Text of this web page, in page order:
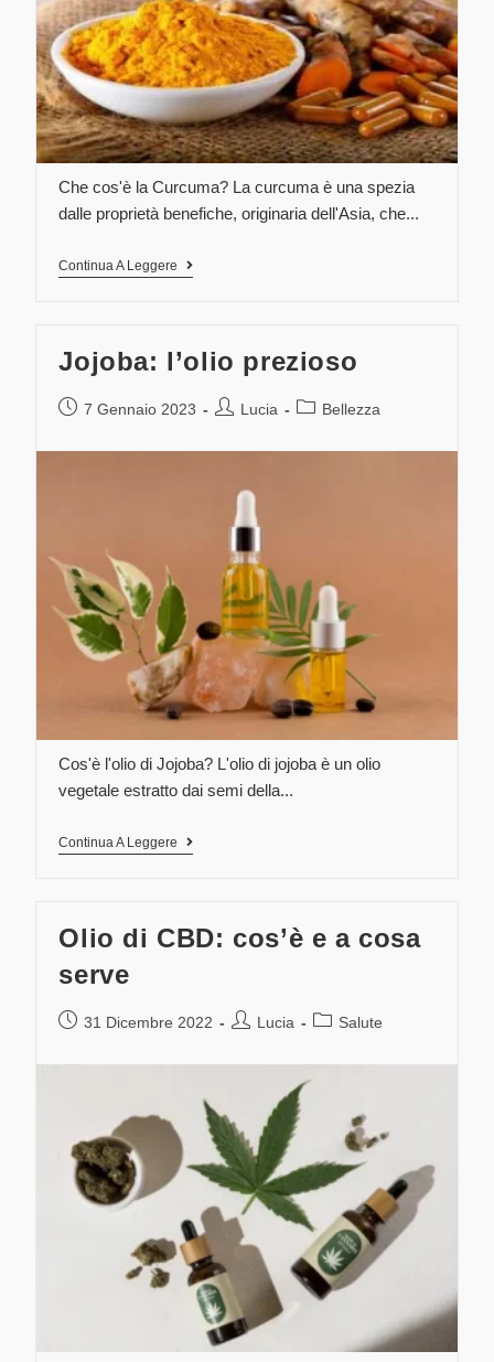
Che cos'è la Curcuma? La curcuma è una spezia
dalle proprietà benefiche, originaria dell'Asia, che...
Continua A Leggere
Jojoba: l’olio prezioso
7 Gennaio 2023 Lucia Bellezza
Cos'è l'olio di Jojoba? L'olio di jojoba è un olio
vegetale estratto dai semi della...
Continua A Leggere
Olio di CBD: cos’è e a cosa
serve
31 Dicembre 2022 Lucia Salute